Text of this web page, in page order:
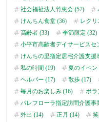
社会福祉法人竹恵会 (57)
けんちん食堂 (36)
レクリ
高齢者 (33)
季節限定 (32)
小平市高齢者デイサービスセ
けんちの里指定居宅介護支援
私の時間 (19)
夏のイベン
ヘルパー (17)
散歩 (17)
毎月のお楽しみ (16)
ボラ
パレフローラ指定訪問介護事
外出 (14)
正月 (14)